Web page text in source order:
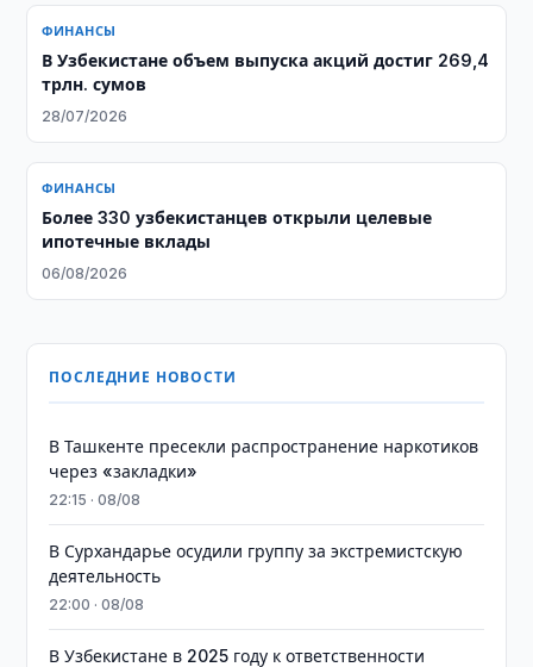
ФИНАНСЫ
​​​​​​​В Узбекистане объем выпуска акций достиг 269,4
трлн. сумов
28/07/2026
ФИНАНСЫ
Более 330 узбекистанцев открыли целевые
ипотечные вклады
06/08/2026
ПОСЛЕДНИЕ НОВОСТИ
В Ташкенте пресекли распространение наркотиков
через «закладки»
22:15 · 08/08
В Сурхандарье осудили группу за экстремистскую
деятельность
22:00 · 08/08
В Узбекистане в 2025 году к ответственности